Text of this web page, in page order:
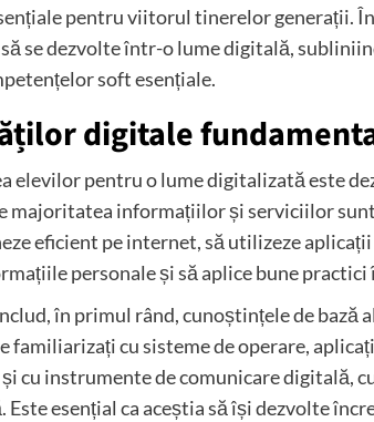
pentru viitorul tinerelor generații.
se dezvolte într-o lume digitală,
soft esențiale.
digitale
elevilor pentru o lume digitalizată este
majoritatea informațiilor și serviciilor
eficient pe internet, să utilizeze
personale și să aplice bune
în primul rând, cunoștințele de bază
cu sisteme de operare,
cu instrumente de comunicare digitală,
esențial ca aceștia să își dezvolte